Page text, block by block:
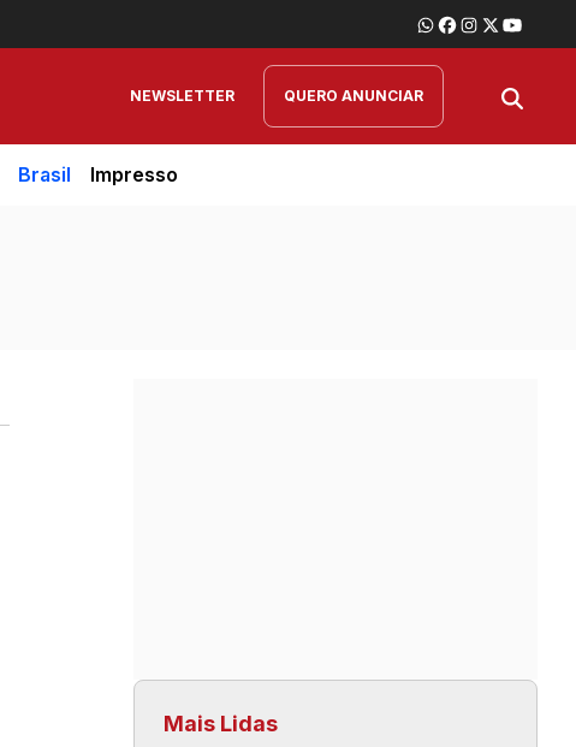
NEWSLETTER QUERO ANUNCIAR
Brasil Impresso
Mais Lidas